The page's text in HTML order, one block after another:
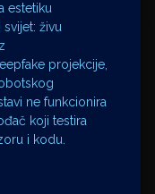
estetiku
živu
projekcije,
ne funkcionira
koji testira
i kodu.